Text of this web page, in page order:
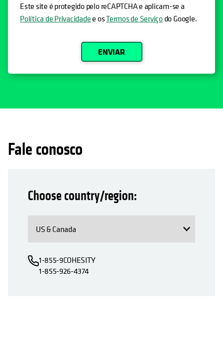
Este site é protegido pelo reCAPTCHA e aplicam-se a
Política de Privacidadee osTermos de Serviçodo Google.
ENVIAR
Fale conosco
Choose country/region:
1-855-9COHESITY
1-855-926-4374